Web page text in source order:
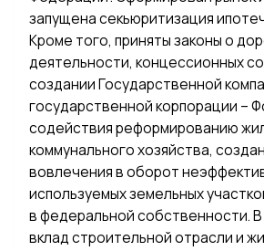
запущена секьюритизация
Кроме того, приняты законы о
деятельности, концессионных
создании Государственной
государственной корпорации –
содействия реформированию
коммунального хозяйства,
вовлечения в оборот
используемых земельных
в федеральной собственности.
вклад строительной отрасли и